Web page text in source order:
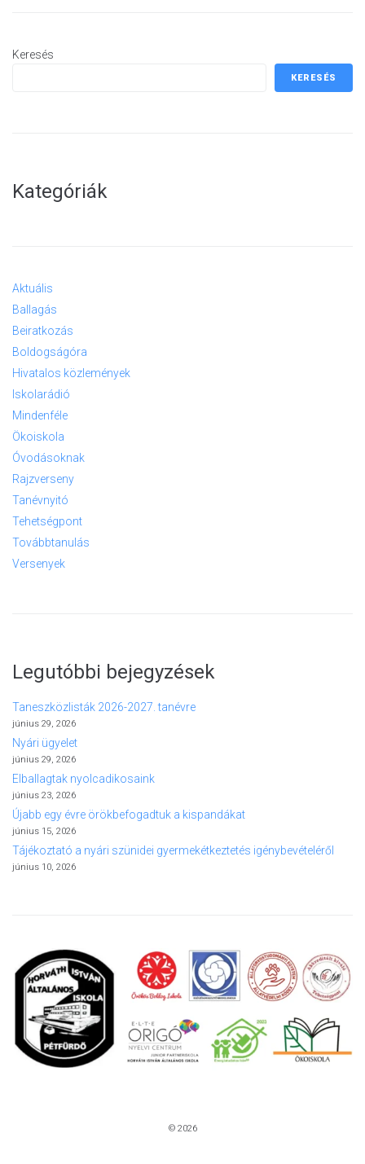
Keresés
KERESÉS
Kategóriák
Aktuális
Ballagás
Beiratkozás
Boldogságóra
Hivatalos közlemények
Iskolarádió
Mindenféle
Ökoiskola
Óvodásoknak
Rajzverseny
Tanévnyitó
Tehetségpont
Továbbtanulás
Versenyek
Legutóbbi bejegyzések
Taneszközlisták 2026-2027. tanévre
június 29, 2026
Nyári ügyelet
június 29, 2026
Elballagtak nyolcadikosaink
június 23, 2026
Újabb egy évre örökbefogadtuk a kispandákat
június 15, 2026
Tájékoztató a nyári szünidei gyermekétkeztetés igénybevételéről
június 10, 2026
© 2026